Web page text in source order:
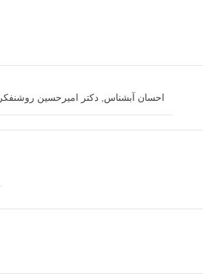
احسان آبشناس دکتر امیرحسین روشن‏فکر